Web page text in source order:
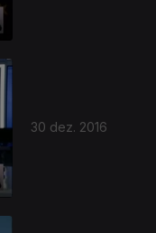
30 dez. 2016